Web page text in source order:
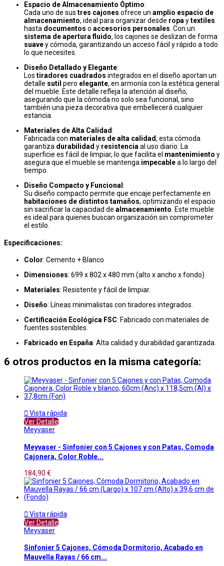
Espacio de Almacenamiento Óptimo:
Cada uno de sus tres cajones ofrece un amplio espacio de
almacenamiento, ideal para organizar desde ropa ytextiles
hasta documentos o accesorios personales . Con un
sistema de apertura fluido, los cajones se deslizan de forma
suavey cómoda, garantizando un acceso fácil y rápido a todo
lo que necesites.
Diseño Detallado y Elegante:
Los tiradores cuadrados integrados en el diseño aportan un
detalle sutil pero elegante, en armonía con la estética general
del mueble. Este detalle refleja la atención al diseño,
asegurando que la cómoda no solo sea funcional, sino
también una pieza decorativa que embellecerá cualquier
estancia.
Materiales de Alta Calidad:
Fabricada con materiales de alta calidad, esta cómoda
garantiza durabilidad y resistencia al uso diario. La
superficie es fácil de limpiar, lo que facilita el mantenimiento y
asegura que el mueble se mantenga impecablea lo largo del
tiempo.
Diseño Compacto y Funcional :
Su diseño compacto permite que encaje perfectamente en
habitaciones de distintos tamaños, optimizando el espacio
sin sacrificar la capacidad de almacenamiento . Este mueble
es ideal para quienes buscan organización sin comprometer
el estilo.
Especificaciones:
Color: Cemento + Blanco
Dimensiones: 699 x 802 x 480 mm (alto x ancho x fondo)
Materiales: Resistente y fácil de limpiar.
Diseño: Líneas minimalistas con tiradores integrados.
Certificación Ecológica FSC: Fabricado con materiales de
fuentes sostenibles.
Fabricado en España: Alta calidad y durabilidad garantizada.
6 otros productos en la misma categoría:
 Vista rápida
Ver Detalle
Meyvaser
Meyvaser - Sinfonier con 5 Cajones y con Patas, Comoda
Cajonera, Color Roble...
184,90 €
 Vista rápida
Ver Detalle
Meyvaser
Sinfonier 5 Cajones, Cómoda Dormitorio, Acabado en
Mauvella Rayas / 66 cm...